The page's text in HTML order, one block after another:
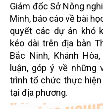
Giám đốc Sở Nông
Minh, báo cáo về bài
quyết các dự án khó
kéo dài trên địa bàn
Bắc Ninh, Khánh
luận, góp ý về những
trình tổ chức thực
tại địa phương.